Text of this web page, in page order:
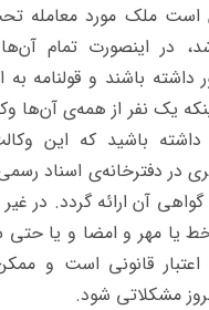
ملک مورد معامله
در اینصورت تمام
داشته باشند و قولنامه به
یک نفر از همه‌ی آن‌ها
باشید که این
در دفترخانه‌ی اسناد
آن ارائه گردد. در
یا مهر و امضا و یا
اعتبار قانونی است و
مشکلاتی شود.